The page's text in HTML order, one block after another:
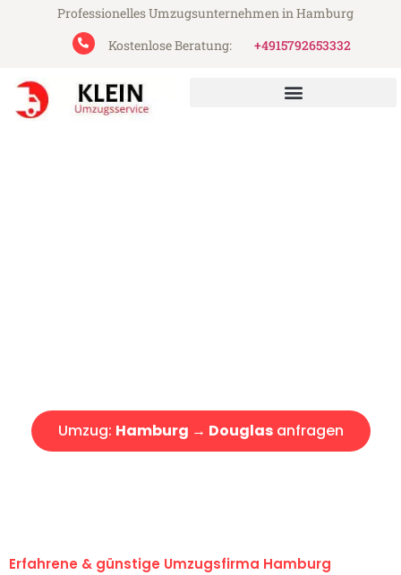
Professionelles Umzugsunternehmen in Hamburg
Kostenlose Beratung:
+4915792653332
Umzug: Hamburg → Douglasanfragen
Erfahrene & günstige Umzugsfirma Hamburg